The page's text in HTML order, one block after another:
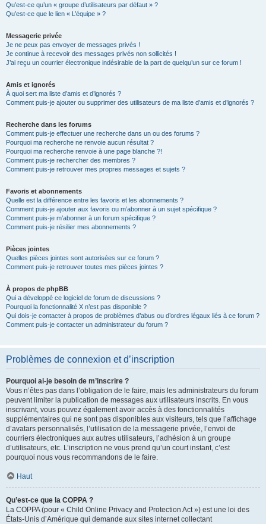
Qu’est-ce qu’un « groupe d’utilisateurs par défaut » ?
Qu’est-ce que le lien « L’équipe » ?
Messagerie privée
Je ne peux pas envoyer de messages privés !
Je continue à recevoir des messages privés non sollicités !
J’ai reçu un courrier électronique indésirable de la part de quelqu’un sur ce forum !
Amis et ignorés
À quoi sert ma liste d’amis et d’ignorés ?
Comment puis-je ajouter ou supprimer des utilisateurs de ma liste d’amis et d’ignorés ?
Recherche dans les forums
Comment puis-je effectuer une recherche dans un ou des forums ?
Pourquoi ma recherche ne renvoie aucun résultat ?
Pourquoi ma recherche renvoie à une page blanche ?!
Comment puis-je rechercher des membres ?
Comment puis-je retrouver mes propres messages et sujets ?
Favoris et abonnements
Quelle est la différence entre les favoris et les abonnements ?
Comment puis-je ajouter aux favoris ou m’abonner à un sujet spécifique ?
Comment puis-je m’abonner à un forum spécifique ?
Comment puis-je résilier mes abonnements ?
Pièces jointes
Quelles pièces jointes sont autorisées sur ce forum ?
Comment puis-je retrouver toutes mes pièces jointes ?
À propos de phpBB
Qui a développé ce logiciel de forum de discussions ?
Pourquoi la fonctionnalité X n’est pas disponible ?
Qui dois-je contacter à propos de problèmes d’abus ou d’ordres légaux liés à ce forum ?
Comment puis-je contacter un administrateur du forum ?
Problèmes de connexion et d’inscription
Pourquoi ai-je besoin de m’inscrire ?
Vous n’êtes pas dans l’obligation de le faire, mais les administrateurs du forum
peuvent limiter la publication de messages aux utilisateurs inscrits. En vous
inscrivant, vous pouvez également avoir accès à des fonctionnalités
supplémentaires qui ne sont pas disponibles aux visiteurs, tels que l’affichage
d’avatars personnalisés, l’utilisation de la messagerie privée, l’envoi de
courriers électroniques aux autres utilisateurs, l’adhésion à un groupe
d’utilisateurs, etc. L’inscription ne vous prend qu’un court instant, c’est
pourquoi nous vous recommandons de le faire.
Haut
Qu’est-ce que la COPPA ?
La COPPA (pour « Child Online Privacy and Protection Act ») est une loi des
États-Unis d’Amérique qui demande aux sites internet collectant